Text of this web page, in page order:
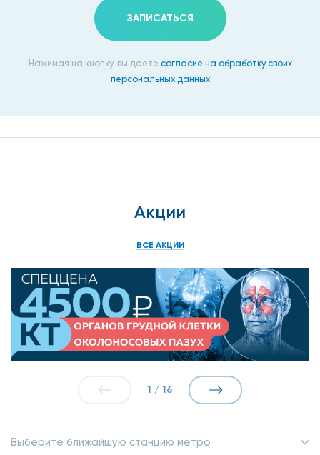
ЗАПИСАТЬСЯ
Нажимая на кнопку, вы даете согласие на обработку своих
персональных данных
Акции
ВСЕ АКЦИИ
1 / 16
Выберите ближайшую станцию метро